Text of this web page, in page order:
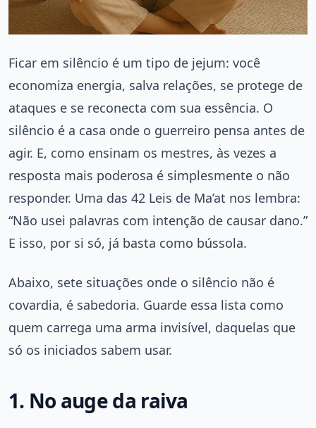
Ficar em silêncio é um tipo de jejum: você
economiza energia, salva relações, se protege de
ataques e se reconecta com sua essência. O
silêncio é a casa onde o guerreiro pensa antes de
agir. E, como ensinam os mestres, às vezes a
resposta mais poderosa é simplesmente o não
responder. Uma das 42 Leis de Ma’at nos lembra:
“Não usei palavras com intenção de causar dano.”
E isso, por si só, já basta como bússola.
Abaixo, sete situações onde o silêncio não é
covardia, é sabedoria. Guarde essa lista como
quem carrega uma arma invisível, daquelas que
só os iniciados sabem usar.
1. No auge da raiva